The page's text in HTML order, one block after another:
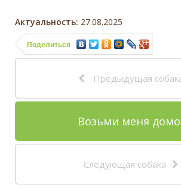
Актуальность: 27.08.2025
Поделиться
Предыдущая
Возьми меня
Следующая собака